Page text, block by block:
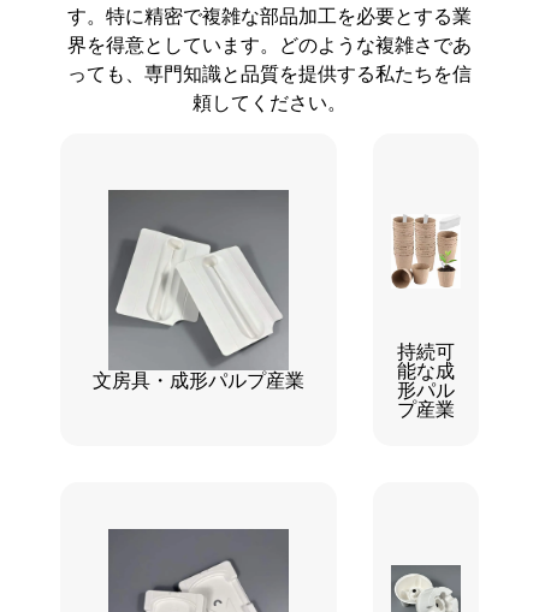
す。特に精密で複雑な部品加工を必要とする業
界を得意としています。どのような複雑さであ
っても、専門知識と品質を提供する私たちを信
頼してください。
文房具・成形パルプ産業
持続可
能な成
形パル
プ産業